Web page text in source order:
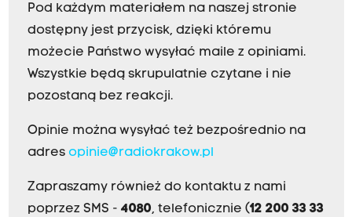
Pod każdym materiałem na naszej stronie
dostępny jest przycisk, dzięki któremu
możecie Państwo wysyłać maile z opiniami.
Wszystkie będą skrupulatnie czytane i nie
pozostaną bez reakcji.
Opinie można wysyłać też bezpośrednio na
adres opinie@radiokrakow.pl
Zapraszamy również do kontaktu z nami
poprzez SMS - 4080, telefonicznie (12 200 33 33